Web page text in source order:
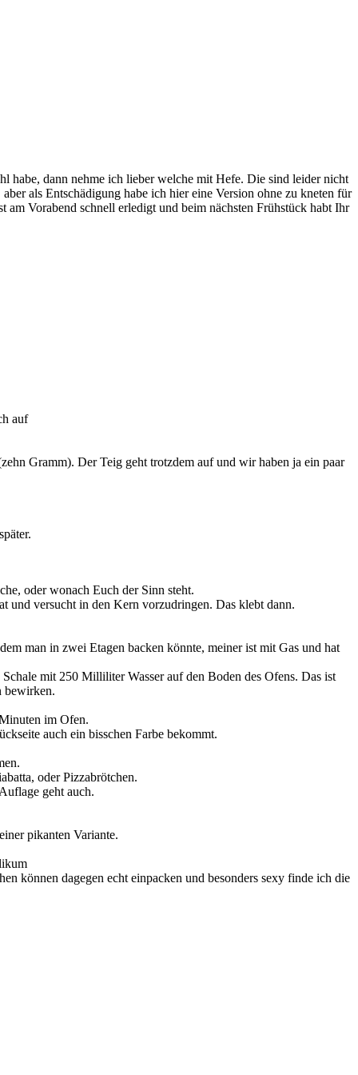
habe, dann nehme ich lieber welche mit Hefe. Die sind leider nicht
als Entschädigung habe ich hier eine Version ohne zu kneten für
Vorabend schnell erledigt und beim nächsten Frühstück habt Ihr
auf
Gramm). Der Teig geht trotzdem auf und wir haben ja ein paar
oder wonach Euch der Sinn steht.
und versucht in den Kern vorzudringen. Das klebt dann.
man in zwei Etagen backen könnte, meiner ist mit Gas und hat
mit 250 Milliliter Wasser auf den Boden des Ofens. Das ist
bewirken.
im Ofen.
auch ein bisschen Farbe bekommt.
oder Pizzabrötchen.
geht auch.
pikanten Variante.
können dagegen echt einpacken und besonders sexy finde ich die